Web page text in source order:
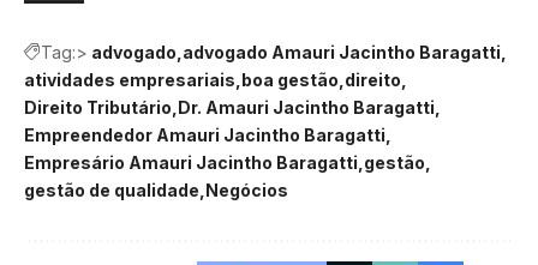
Tag:> advogado advogado Amauri Jacintho Baragatti
atividades empresariais boa gestão direito
Direito Tributário Dr. Amauri Jacintho Baragatti
Empreendedor Amauri Jacintho Baragatti
Empresário Amauri Jacintho Baragatti gestão
gestão de qualidade Negócios